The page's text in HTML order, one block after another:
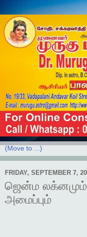
FRIDAY, SEPTEMBER 7,
ஜென்ம
அமைப்பும்